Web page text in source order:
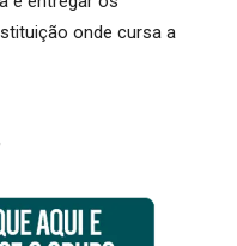
onde cursa a